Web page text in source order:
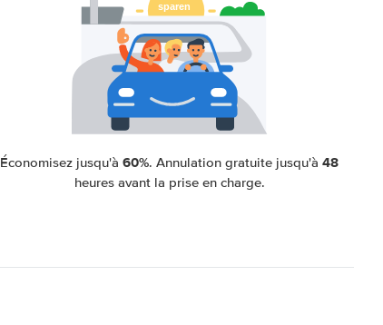
Économisez jusqu'à60%. Annulation gratuite jusqu'à48
heures avant la prise en charge.